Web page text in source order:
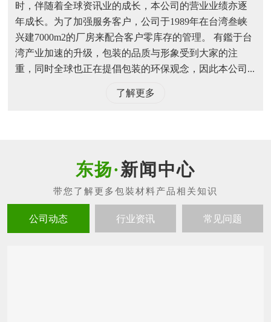
时，伴随着全球资讯业的成长，本公司的营业业绩亦逐
年成长。为了加强服务客户，公司于1989年在台湾叁峡
兴建7000m2的厂房来配合客户零库存的管理。 有鑑于台
湾产业加速的升级，包装的品质与形象受到大家的注
重，同时全球也正在提倡包装的环保观念，因此本公司...
了解更多
新闻中心
公司动态 行业资讯 常见问题